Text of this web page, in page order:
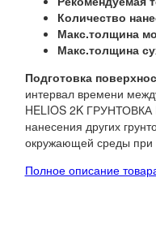
Количество
Макс.толщина
Макс.толщина
Подготовка
интервал времени
HELIOS 2K ГРУНТОВКА
нанесения других
окружающей среды при
Полное описание